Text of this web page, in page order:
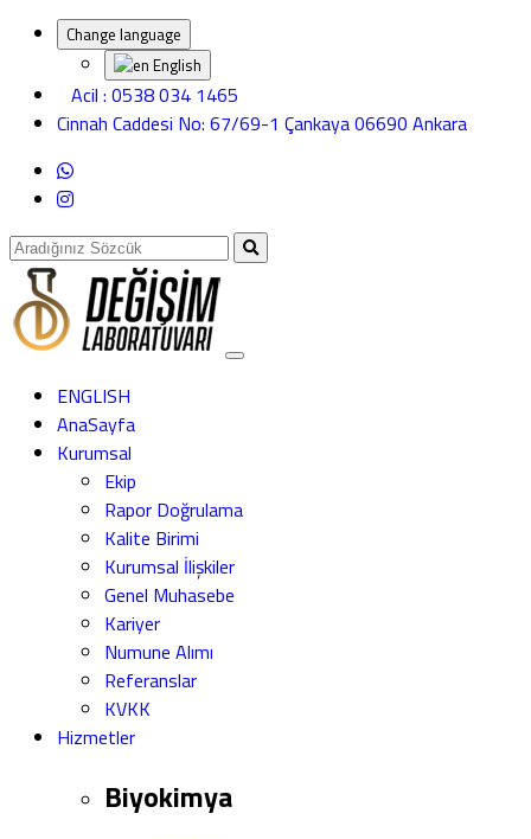
Change language
English
Acil : 0538 034 1465
Cinnah Caddesi No: 67/69-1 Çankaya 06690 Ankara
ENGLISH
AnaSayfa
Kurumsal
Ekip
Rapor Doğrulama
Kalite Birimi
Kurumsal İlişkiler
Genel Muhasebe
Kariyer
Numune Alımı
Referanslar
KVKK
Hizmetler
Biyokimya